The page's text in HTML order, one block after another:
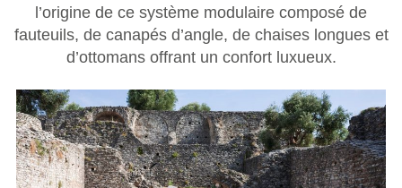
l’origine de ce système modulaire composé de
fauteuils, de canapés d’angle, de chaises longues et
d’ottomans offrant un confort luxueux.